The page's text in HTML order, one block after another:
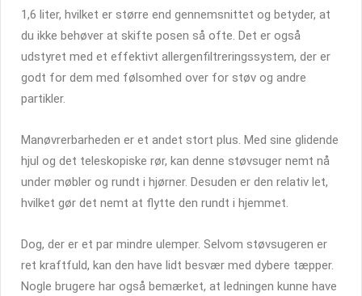
1,6 liter, hvilket er større end gennemsnittet og betyder, at
du ikke behøver at skifte posen så ofte. Det er også
udstyret med et effektivt allergenfiltreringssystem, der er
godt for dem med følsomhed over for støv og andre
partikler.
Manøvrerbarheden er et andet stort plus. Med sine glidende
hjul og det teleskopiske rør, kan denne støvsuger nemt nå
under møbler og rundt i hjørner. Desuden er den relativ let,
hvilket gør det nemt at flytte den rundt i hjemmet.
Dog, der er et par mindre ulemper. Selvom støvsugeren er
ret kraftfuld, kan den have lidt besvær med dybere tæpper.
Nogle brugere har også bemærket, at ledningen kunne have